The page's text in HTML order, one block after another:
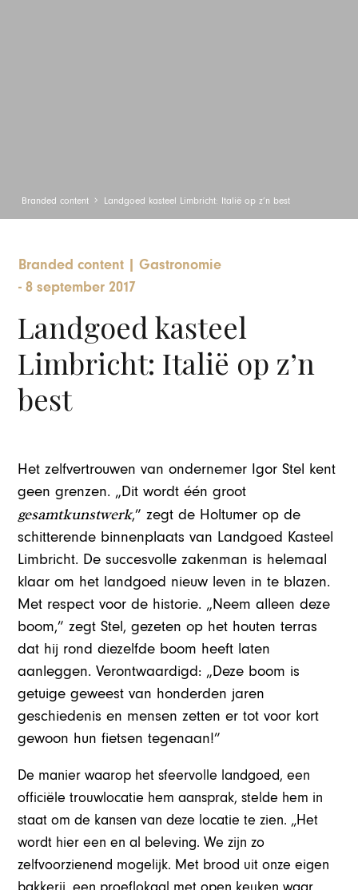
Branded content Landgoed kasteel Limbricht: Italië op z’n best
Branded content
Gastronomie
-8 september 2017
Landgoed kasteel
Limbricht: Italië op z’n
best
Het zelfvertrouwen van ondernemer Igor Stel kent
geen grenzen. „Dit wordt één groot
gesamtkunstwerk,” zegt de Holtumer op de
schitterende binnenplaats van Landgoed Kasteel
Limbricht. De succesvolle zakenman is helemaal
klaar om het landgoed nieuw leven in te blazen.
Met respect voor de historie. „Neem alleen deze
boom,” zegt Stel, gezeten op het houten terras
dat hij rond diezelfde boom heeft laten
aanleggen. Verontwaardigd: „Deze boom is
getuige geweest van honderden jaren
geschiedenis en mensen zetten er tot voor kort
gewoon hun fietsen tegenaan!”
De manier waarop het sfeervolle landgoed, een
officiële trouwlocatie hem aansprak, stelde hem in
staat om de kansen van deze locatie te zien. „Het
wordt hier een en al beleving. We zijn zo
zelfvoorzienend mogelijk. Met brood uit onze eigen